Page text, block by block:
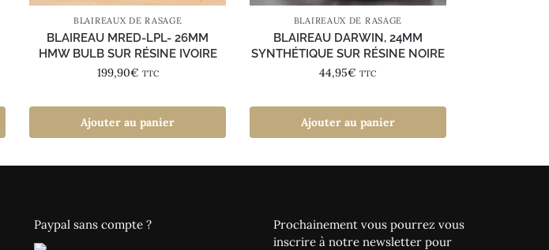
BLAIREAUX DE RASAGE
BLAIREAU MRED-LPL- 26MM
HMW BULB SUR RÉSINE IVOIRE
199,90€ TTC
Ajouter au panier
BLAIREAUX DE RASAGE
BLAIREAU DARWIN, 24MM
SYNTHÉTIQUE SUR RÉSINE NOIRE
44,95€ TTC
Ajouter au panier
Paypal sans compte ?
Prochainement vous pourrez vous
inscrire à notre newsletter pour